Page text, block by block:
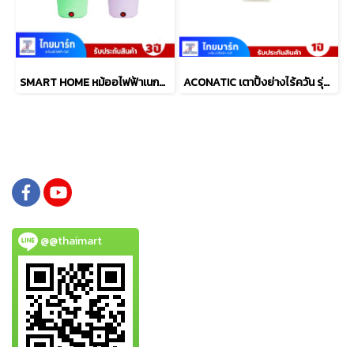
SMART HOME หม้ออไฟฟ้าเนกประสงค์ 1 ลิตร รุ่น SFP450 ACONATIC เตาปิ้งย่างไร้ควัน รุ่น AN-PSG1220
@@thaimart